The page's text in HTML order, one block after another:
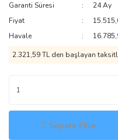
Garanti Süresi
24 Ay
Fiyat
Havale
2.321,59 TL den başlayan
Sepete Ekle